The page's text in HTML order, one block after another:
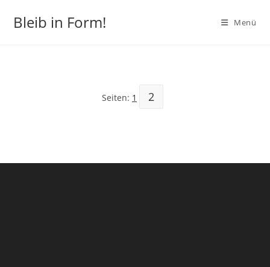
InhaltBleib in Form! Menü
Seiten: 1 2